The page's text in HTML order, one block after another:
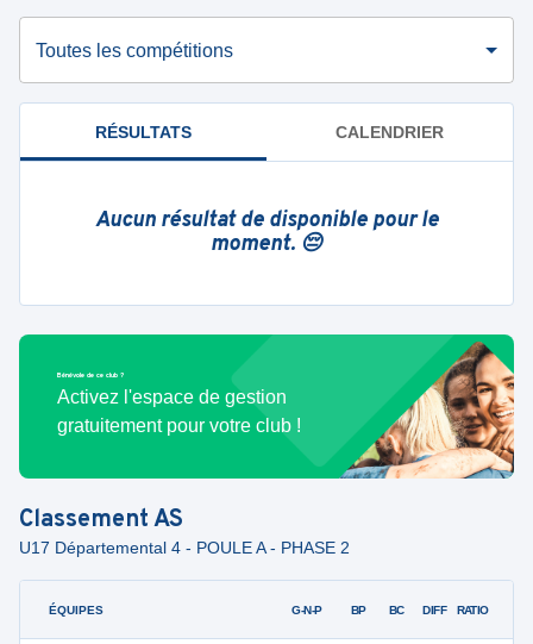
Toutes les compétitions
RÉSULTATS CALENDRIER
Aucun résultat de disponible pour le
moment. 😔
Bénévole de ce club ?
Activez l'espace de gestion
gratuitement pour votre club !
ClassementAS
U17 Départemental 4 - POULE A - PHASE 2
ÉQUIPES G-N-P BP BC DIFF RATIO